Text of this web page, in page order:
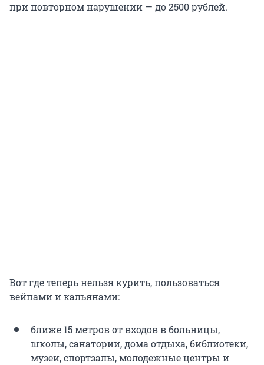
при повторном нарушении — до 2500 рублей.
Вот где теперь нельзя курить, пользоваться
вейпами и кальянами:
ближе 15 метров от входов в больницы,
школы, санатории, дома отдыха, библиотеки,
музеи, спортзалы, молодежные центры и